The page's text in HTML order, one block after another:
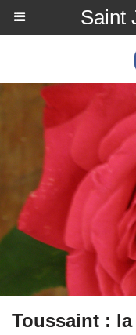
Saint
Toussaint :